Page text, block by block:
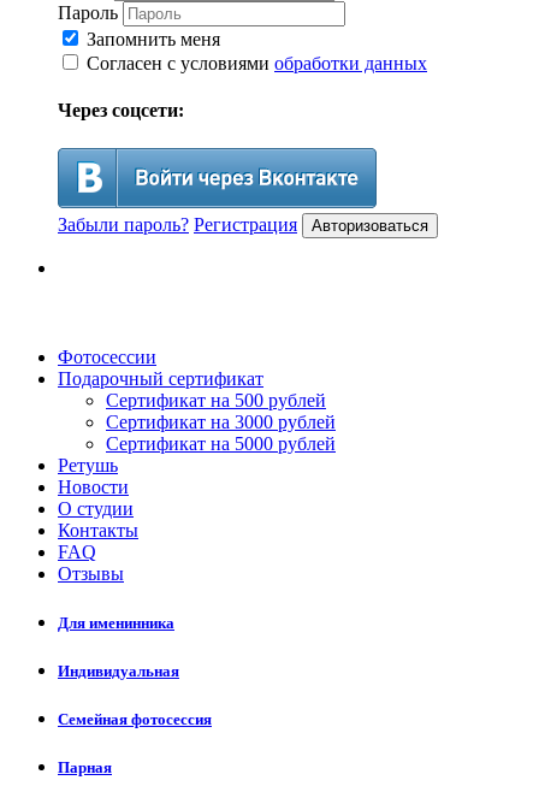
Пароль
Запомнить меня
Согласен с условиями обработки данных
Через соцсети:
Забыли пароль? Регистрация Авторизоваться
Фотосессии
Подарочный сертификат
Сертификат на 500 рублей
Сертификат на 3000 рублей
Сертификат на 5000 рублей
Ретушь
Новости
О студии
Контакты
FAQ
Отзывы
Для именинника
Индивидуальная
Семейная фотосессия
Парная